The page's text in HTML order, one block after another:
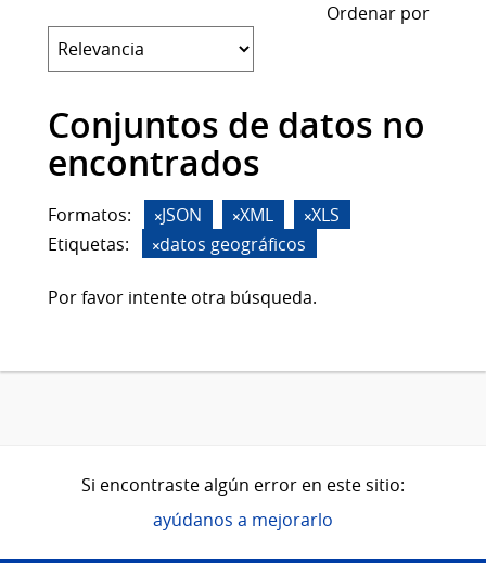
Ordenar por
Conjuntos de datos no
encontrados
Formatos: JSON XML
XLS
Etiquetas:
datos geográficos
Por favor intente otra búsqueda.
Si encontraste algún error en este sitio:
ayúdanos a mejorarlo